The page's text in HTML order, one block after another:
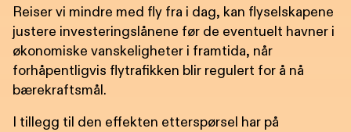
Reiser vi mindre med fly fra i dag, kan flyselskapene
justere investeringslånene før de eventuelt havner i
økonomiske vanskeligheter i framtida, når
forhåpentligvis flytrafikken blir regulert for å nå
bærekraftsmål.
I tillegg til den effekten etterspørsel har på